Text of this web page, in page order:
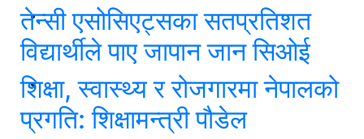
तेन्सी एसोसिएट्सका सतप्रतिशत
विद्यार्थीले पाए जापान जान सिओई
शिक्षा, स्वास्थ्य र रोजगारमा नेपालको
प्रगति: शिक्षामन्त्री पौडेल